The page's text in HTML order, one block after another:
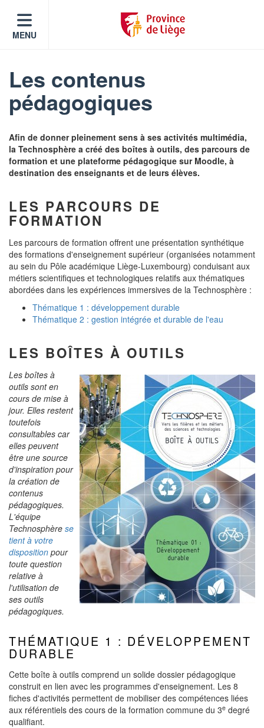
MENU
Les contenus
pédagogiques
Afin de donner pleinement sens à ses activités multimédia,
la Technosphère a créé des boîtes à outils, des parcours de
formation et une plateforme pédagogique sur Moodle, à
destination des enseignants et de leurs élèves.
LES PARCOURS DE
FORMATION
Les parcours de formation offrent une présentation synthétique
des formations d'enseignement supérieur (organisées notamment
au sein du Pôle académique Liège-Luxembourg) conduisant aux
métiers scientifiques et technologiques relatifs aux thématiques
abordées dans les expériences immersives de la Technosphère :
Thématique 1 : développement durable
Thématique 2 : gestion intégrée et durable de l'eau
LES BOÎTES À OUTILS
Les boîtes à
outils sont en
cours de mise à
jour. Elles restent
toutefois
consultables car
elles peuvent
être une source
d'inspiration pour
la création de
contenus
pédagogiques.
L'équipe
Technosphère se
tient à votre
disposition pour
toute question
relative à
l'utilisation de
ses outils
pédagogiques.
THÉMATIQUE 1 : DÉVELOPPEMENT
DURABLE
Cette boîte à outils comprend un solide dossier pédagogique
construit en lien avec les programmes d'enseignement. Les 8
fiches d'activités permettent de mobiliser des compétences liées
aux référentiels des cours de la formation commune du 3e degré
qualifiant.